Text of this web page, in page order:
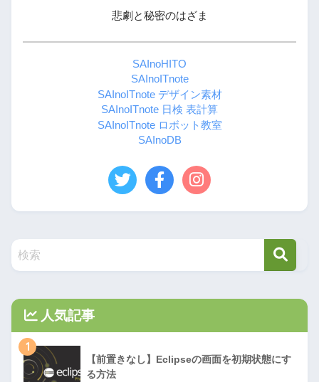
悲劇と秘密のはざま
SAInoHITO
SAInoITnote
SAInoITnote デザイン素材
SAInoITnote 日検 表計算
SAInoITnote ロボット教室
SAInoDB
人気記事
1
【前置きなし】Eclipseの画面を初期状態にす
る方法